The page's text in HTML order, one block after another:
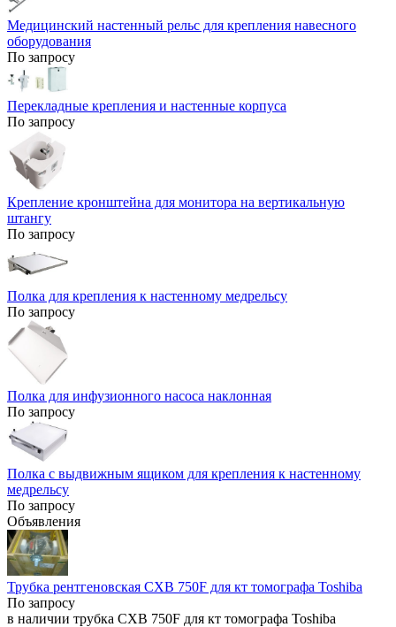
Медицинский настенный рельс для крепления навесного
оборудования
По запросу
Перекладные крепления и настенные корпуса
По запросу
Крепление кронштейна для монитора на вертикальную
штангу
По запросу
Полка для крепления к настенному медрельсу
По запросу
Полка для инфузионного насоса наклонная
По запросу
Полка с выдвижным ящиком для крепления к настенному
медрельсу
По запросу
Объявления
Трубка рентгеновская CXB 750F для кт томографа Toshiba
По запросу
в наличии трубка CXB 750F для кт томографа Toshiba